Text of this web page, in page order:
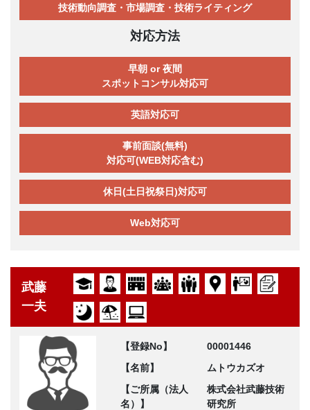
技術動向調査・市場調査・技術ライティング
対応方法
早朝 or 夜間
スポットコンサル対応可
英語対応可
事前面談(無料)
対応可(WEB対応含む)
休日(土日祝祭日)対応可
Web対応可
武藤
一夫
【登録No】
00001446
【名前】
ムトウカズオ
【ご所属（法人
名）】
株式会社武藤技術
研究所